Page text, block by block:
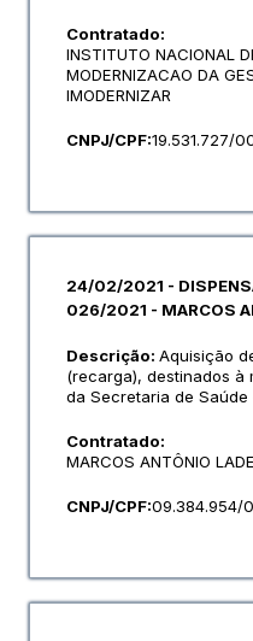
Contratado:
INSTITUTO NACIONAL
MODERNIZACAO DA
IMODERNIZAR
CNPJ/CPF:19.531.727/
24/02/2021 -
026/2021 - MARCOS
Descrição: Aquisição
(recarga), destinados à
da Secretaria de Saúde
Contratado:
MARCOS ANTÔNIO
CNPJ/CPF:09.384.954/